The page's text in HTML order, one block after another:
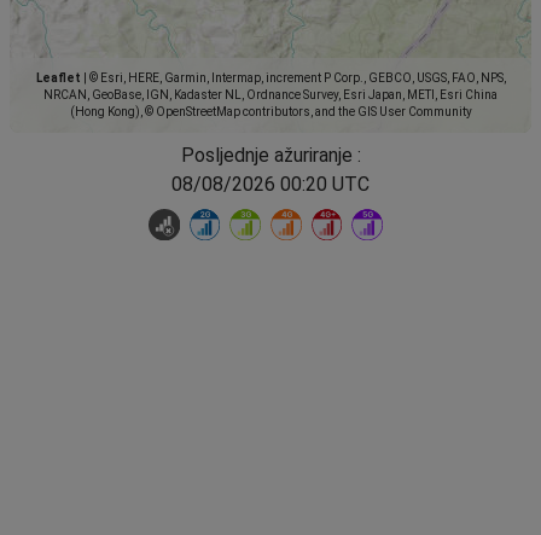
Leaflet
© Esri, HERE, Garmin, Intermap, increment P Corp., GEBCO, USGS, FAO, NPS,
NRCAN, GeoBase, IGN, Kadaster NL, Ordnance Survey, Esri Japan, METI, Esri China
(Hong Kong), © OpenStreetMap contributors, and the GIS User Community
Posljednje ažuriranje :
08/08/2026 00:20 UTC